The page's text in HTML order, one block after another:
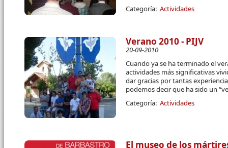
Categoría: Actividades
Verano 2010 - PIJV
20-09-2010
Cuando ya se ha terminado el
actividades más significativas
dar gracias por tantas
podemos decir que ha sido un
Categoría: Actividades
El museo de los